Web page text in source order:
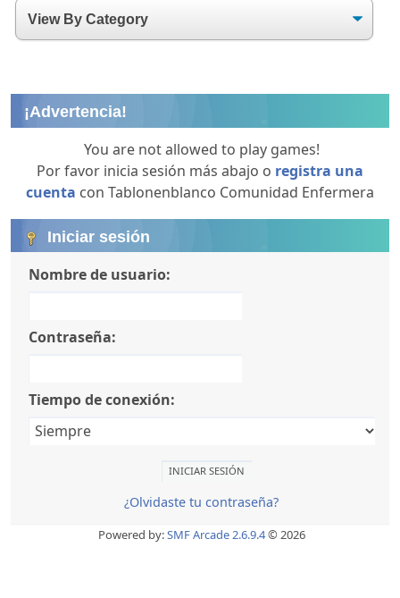
¡Advertencia!
You are not allowed to play games!
Por favor inicia sesión más abajo o registra una
cuenta con Tablonenblanco Comunidad Enfermera
Iniciar sesión
Nombre de usuario:
Contraseña:
Tiempo de conexión:
¿Olvidaste tu contraseña?
Powered by:SMF Arcade 2.6.9.4© 2026